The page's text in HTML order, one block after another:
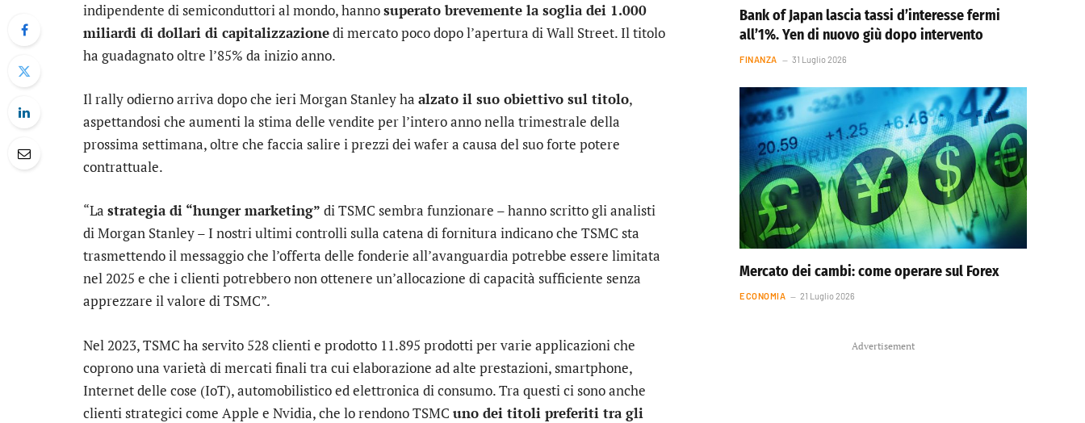
indipendente di semiconduttori al mondo, hannosuperato brevemente la soglia dei 1.000
miliardi di dollari di capitalizzazionedi mercato poco dopo l’apertura di Wall Street. Il titolo
ha guadagnato oltre l’85% da inizio anno.
Il rally odierno arriva dopo che ieriMorgan Stanleyha alzato il suo obiettivo sul titolo,
aspettandosi che aumenti la stima delle vendite per l’intero anno nella trimestrale della
prossima settimana, oltre che faccia salire i prezzi dei wafer a causa del suo forte potere
contrattuale.
“La strategia di “hunger marketing” di TSMC sembra funzionare – hanno scritto gli analisti
di Morgan Stanley – I nostri ultimi controlli sulla catena di fornitura indicano che TSMC sta
trasmettendo il messaggio che l’offerta delle fonderie all’avanguardia potrebbe essere limitata
nel 2025 e che i clienti potrebbero non ottenere un’allocazione di capacità sufficiente senza
apprezzare il valore di TSMC”.
Nel 2023, TSMC ha servito 528 clienti e prodotto 11.895 prodotti per varie applicazioni che
coprono una varietà di mercati finali tra cui elaborazione ad alte prestazioni, smartphone,
Internet delle cose (IoT), automobilistico ed elettronica di consumo. Tra questi ci sono anche
clienti strategici come Apple e Nvidia, che lo rendono TSMC uno dei titoli preferiti tra gli
Bank of Japan lascia tassi d’interesse fermi
all’1%. Yen di nuovo giù dopo intervento
FINANZA 31 Luglio 2026
Mercato dei cambi: come operare sul Forex
ECONOMIA 21 Luglio 2026
Advertisement